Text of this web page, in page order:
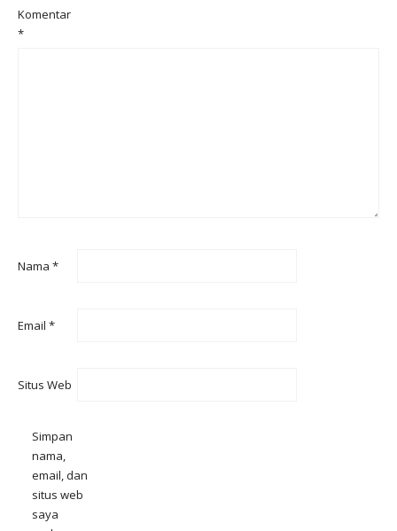
Komentar
*
Nama *
Email *
Situs Web
Simpan
nama,
email, dan
situs web
saya